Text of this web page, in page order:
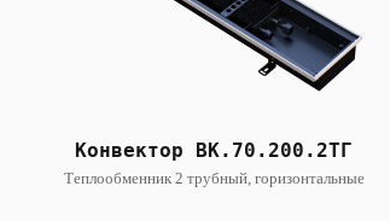
Конвектор ВК.70.200.2ТГ
Теплообменник 2 трубный, горизонтальные